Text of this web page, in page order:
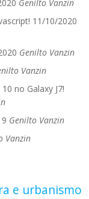
Genilto Vanzin
11/10/2020
Genilto Vanzin
Vanzin
no Galaxy J7!
Genilto Vanzin
Vanzin
e urbanismo